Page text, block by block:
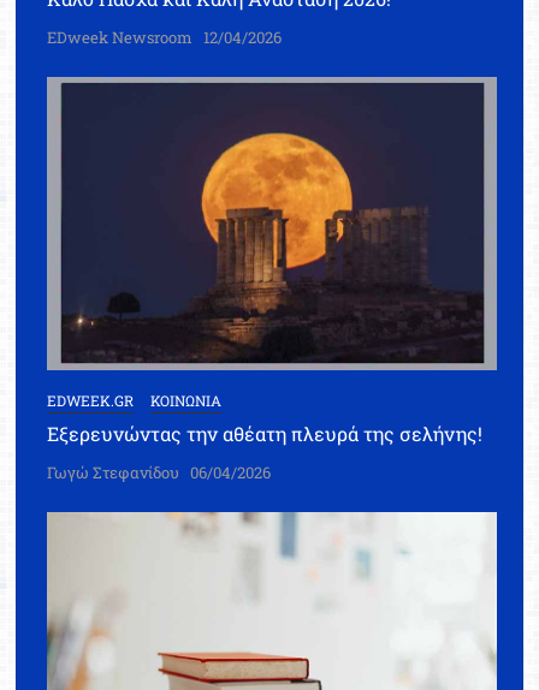
EDweek Newsroom 12/04/2026
EDWEEK.GR ΚΟΙΝΩΝΙΑ
Εξερευνώντας την αθέατη πλευρά της σελήνης!
Γωγώ Στεφανίδου 06/04/2026